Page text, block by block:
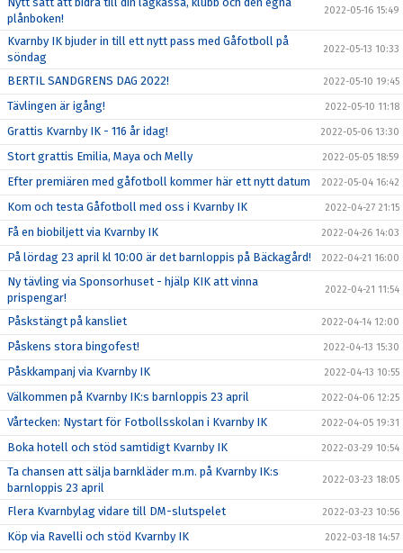
plånboken!
2022-05-16 15:49
Kvarnby IK bjuder in till ett nytt pass med Gåfotboll på
söndag
2022-05-13 10:33
BERTIL SANDGRENS DAG 2022! 2022-05-10 19:45
Tävlingen är igång! 2022-05-10 11:18
Grattis Kvarnby IK - 116 år idag! 2022-05-06 13:30
Stort grattis Emilia, Maya och Melly 2022-05-05 18:59
Efter premiären med gåfotboll kommer här ett nytt datum 2022-05-04 16:42
Kom och testa Gåfotboll med oss i Kvarnby IK 2022-04-27 21:15
Få en biobiljett via Kvarnby IK 2022-04-26 14:03
På lördag 23 april kl 10:00 är det barnloppis på Bäckagård! 2022-04-21 16:00
Ny tävling via Sponsorhuset - hjälp KIK att vinna
prispengar!
2022-04-21 11:54
Påskstängt på kansliet 2022-04-14 12:00
Påskens stora bingofest! 2022-04-13 15:30
Påskkampanj via Kvarnby IK 2022-04-13 10:55
Välkommen på Kvarnby IK:s barnloppis 23 april 2022-04-06 12:25
Vårtecken: Nystart för Fotbollsskolan i Kvarnby IK 2022-04-05 19:31
Boka hotell och stöd samtidigt Kvarnby IK 2022-03-29 10:54
Ta chansen att sälja barnkläder m.m. på Kvarnby IK:s
barnloppis 23 april
2022-03-23 18:05
Flera Kvarnbylag vidare till DM-slutspelet 2022-03-23 10:56
Köp via Ravelli och stöd Kvarnby IK 2022-03-18 14:57